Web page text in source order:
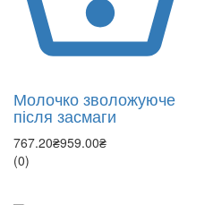
Молочко зволожуюче
після засмаги
767.20₴959.00₴
(0)